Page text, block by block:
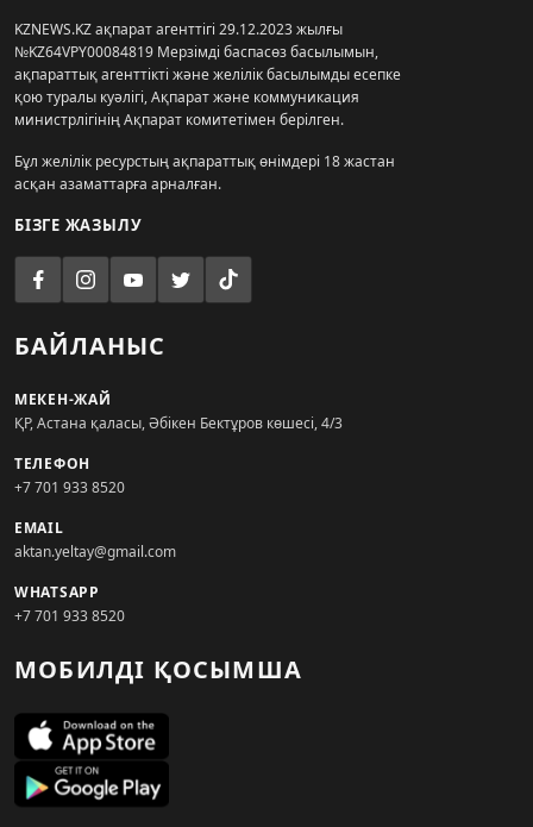
KZNEWS.KZ ақпарат агенттігі 29.12.2023 жылғы
№KZ64VPY00084819 Мерзімді баспасөз басылымын,
ақпараттық агенттікті және желілік басылымды есепке
қою туралы куәлігі, Ақпарат және коммуникация
министрлігінің Ақпарат комитетімен берілген.
Бұл желілік ресурстың ақпараттық өнімдері 18 жастан
асқан азаматтарға арналған.
БІЗГЕ ЖАЗЫЛУ
БАЙЛАНЫС
МЕКЕН-ЖАЙ
ҚР, Астана қаласы, Әбікен Бектұров көшесі, 4/3
ТЕЛЕФОН
+7 701 933 8520
EMAIL
aktan.yeltay@gmail.com
WHATSAPP
+7 701 933 8520
МОБИЛДІ ҚОСЫМША